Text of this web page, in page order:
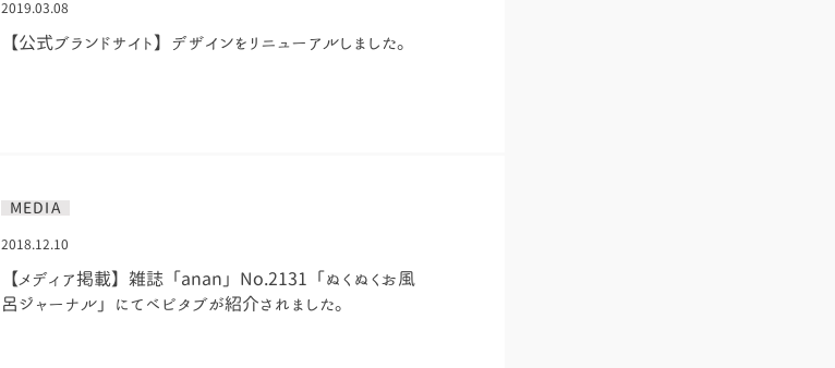
2019.03.08
【公式ブランドサイト】デザインをリニューアルしました。
MEDIA
2018.12.10
【メディア掲載】雑誌 「anan」No.2131「ぬくぬくお風
呂ジャーナル」にてベビタブが紹介されました。